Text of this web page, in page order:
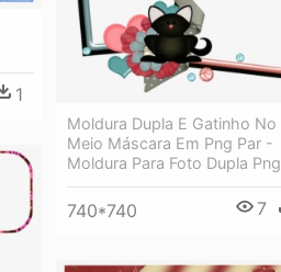
1
Moldura Dupla E Gatinho No
Meio Máscara Em Png Par -
Moldura Para Foto Dupla Png
740*740 7